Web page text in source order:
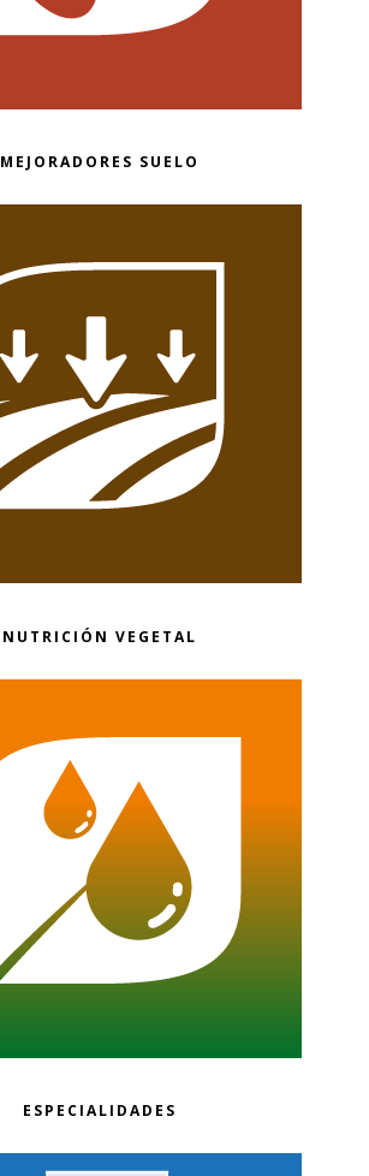
MEJORADORES SUELO
NUTRICIÓN VEGETAL
ESPECIALIDADES